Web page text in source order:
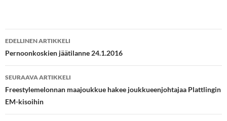
Artikkelien
selaus
EDELLINEN ARTIKKELI
Pernoonkoskien jäätilanne 24.1.2016
SEURAAVA ARTIKKELI
Freestylemelonnan maajoukkue hakee joukkueenjohtajaa Plattlingin
EM-kisoihin